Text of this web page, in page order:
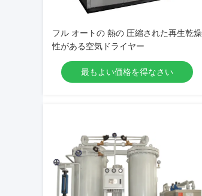
フル オートの 熱の 圧縮された再生乾燥
性がある空気ドライヤー
最もよい価格を得なさい